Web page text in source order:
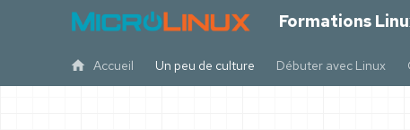
Formations
Accueil Un peu de culture Débuter avec Linux